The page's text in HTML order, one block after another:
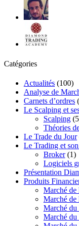
Catégories
Actualités (100)
Analyse de
Carnets d’ordres
Le Scalping et
Scalping
Théories
Le Trade du Jour
Le Trading et
Broker(1)
Logiciels
Présentation
Produits
Marché
Marché
Marché du
Marché du